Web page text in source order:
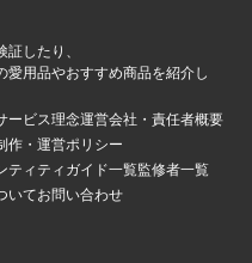
したり、
用品やおすすめ商品を紹介し
ービス理念運営会社・責任者概要
作・運営ポリシー
ティティ ガイド一覧監修者一覧
いてお問い合わせ